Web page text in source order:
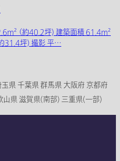
（約40.2坪) 建築面積 61.4m²
31.4坪) 撮影 平…
玉県 千葉県 群馬県 大阪府 京都府
県 滋賀県(南部) 三重県(一部)